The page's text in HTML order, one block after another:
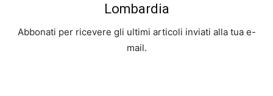
Lombardia
Abbonati per ricevere gli ultimi articoli inviati alla tua e-
mail.